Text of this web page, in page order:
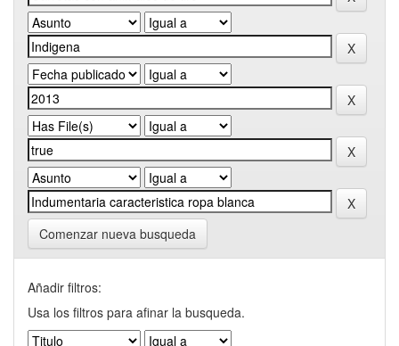
Comenzar nueva busqueda
Añadir filtros:
Usa los filtros para afinar la busqueda.